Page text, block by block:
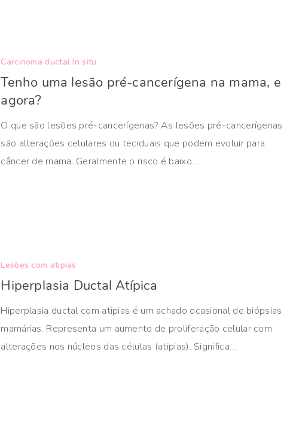
Carcinoma ductal In situ
Tenho uma lesão pré-cancerígena na mama, e
agora?
O que são lesões pré-cancerígenas? As lesões pré-cancerígenas
são alterações celulares ou teciduais que podem evoluir para
câncer de mama. Geralmente o risco é baixo…
Lesões com atipias
Hiperplasia Ductal Atípica
Hiperplasia ductal com atipias é um achado ocasional de biópsias
mamárias. Representa um aumento de proliferação celular com
alterações nos núcleos das células (atipias). Significa…